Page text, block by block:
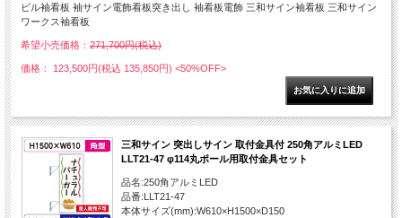
ビル袖看板 袖サイン電飾看板突き出し 袖看板電飾 三和サイン袖看板 三和サイン
ワークス袖看板
希望小売価格： 271,700円(税込)
価格： 123,500円(税込 135,850円) <50%OFF>
三和サイン 突出しサイン 取付金具付 250角アルミLED
LLT21-47 φ114丸ポール用取付金具セット
品名:250角アルミLED
品番:LLT21-47
本体サイズ(mm):W610×H1500×D150